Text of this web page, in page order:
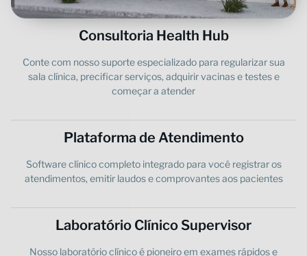
Consultoria Health Hub
Conte com nosso suporte especializado para regularizar sua
sala clínica, precificar serviços, adquirir vacinas e testes e
começar a atender
Plataforma de Atendimento
Software clínico completo integrado para você registrar os
atendimentos, emitir laudos e comprovantes aos pacientes
Laboratório Clínico Supervisor
Nosso laboratório clínico é pioneiro em exames rápidos e